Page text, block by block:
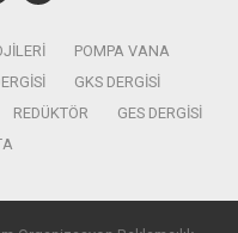
POMPA VANA
GKS DERGISI
REDÜKTÖR
GES DERGISI